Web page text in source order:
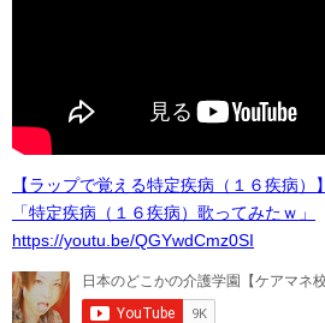
【ラップで覚える特定疾病（１６疾病）】
「特定疾病（１６疾病）歌ってみたｗ」
https://youtu.be/QGYwdCmz0SI